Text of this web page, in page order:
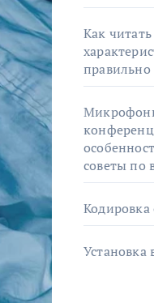
Как
правильно
советы по